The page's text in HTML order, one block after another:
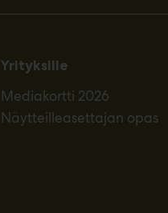
Yrityksille
Mediakortti 2026
Näytteilleasettajan opas